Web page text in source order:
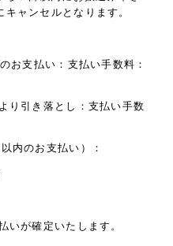
ャンセルとなります。
お支払い：支払い手数料：
り引き落とし：支払い手数
内のお支払い）：
いが確定いたします。